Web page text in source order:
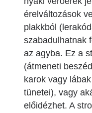
érelváltozások
plakkból
szabadulhatnak
az agyba. Ez a
(átmeneti
karok vagy
tünetei), vagy
előidézhet. A